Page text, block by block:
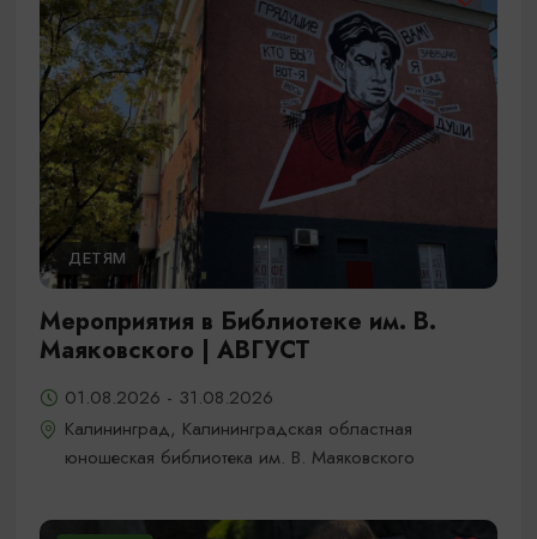
ДЕТЯМ
Мероприятия в Библиотеке им. В.
Маяковского | АВГУСТ
01.08.2026 - 31.08.2026
Калининград, Калининградская областная
юношеская библиотека им. В. Маяковского